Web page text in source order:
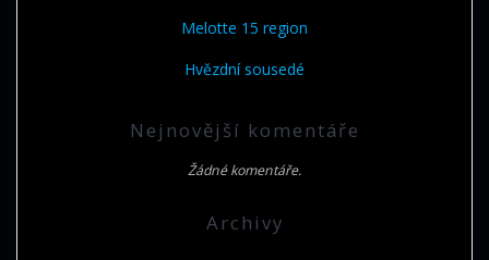
Melotte 15 region
Hvězdní sousedé
Nejnovější komentáře
Žádné komentáře.
Archivy